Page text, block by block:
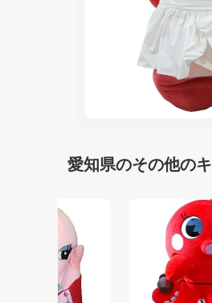
愛知県のその他の